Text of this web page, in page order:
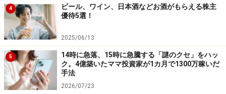
初めて株を買うときの悩みどころが、今買ってもいいの
か？ということ。できるだけ安い株価のときに買いたい
ものです。チェックしておきたい指標としては、
過ぎ・売られ過ぎがわかるRSIや株価が上昇傾向にある
か、下降傾向にあるかがわかる移動平均線 などです。取
引するときには、これらをチェックし、買いやすい水準
4
ビール、ワイン、日本酒などお酒がもらえる株主
優待5選！
2025/06/13
5
14時に急落、15時に急騰する「謎のクセ」をハッ
ク。4億築いたママ投資家が1カ月で1300万稼いだ
手法
2026/07/23